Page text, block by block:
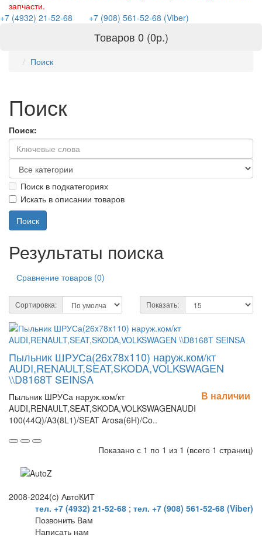
запчасти.
+7 (4932) 21-52-68
+7 (908) 561-52-68 (Viber)
Товаров 0 (0р.)
Поиск
Поиск
Поиск:
Поиск в подкатегориях
Искать в описании товаров
Результаты поиска
Сравнение товаров (0)
Сортировка: Показать:
Пыльник ШРУСа(26x78x110) наруж.ком/кт
AUDI,RENAULT,SEAT,SKODA,VOLKSWAGEN
\\D8168T SEINSA
Пыльник ШРУСа наруж.ком/кт
AUDI,RENAULT,SEAT,SKODA,VOLKSWAGENAUDI
100(44Q)/A3(8L1)/SEAT Arosa(6H)/Co..
В наличии
Показано с 1 по 1 из 1 (всего 1 страниц)
2008-2024(c) АвтоКИТ
тел. +7 (4932) 21-52-68 ; тел. +7 (908) 561-52-68 (Viber)
Позвонить Вам
Написать нам